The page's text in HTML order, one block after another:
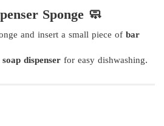
Sponge 🧼
and insert a small piece of bar
dispenser for easy dishwashing.